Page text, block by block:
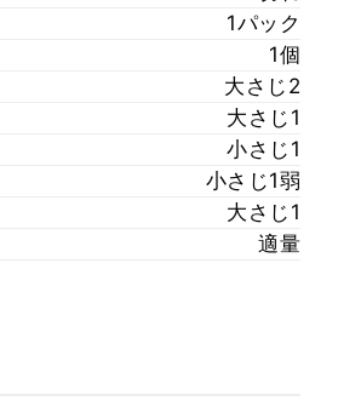
1パック
1個
大さじ2
大さじ1
小さじ1
小さじ1弱
大さじ1
適量